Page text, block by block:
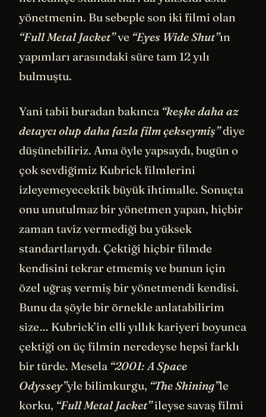
yönetmenin. Bu sebeple son iki filmi olan
“Full Metal Jacket”ve “Eyes Wide Shut”ın
yapımları arasındaki süre tam 12 yılı
bulmuştu.
Yani tabii buradan bakınca “keşke daha az
detaycı olup daha fazla film çekseymiş”diye
düşünebiliriz. Ama öyle yapsaydı, bugün o
çok sevdiğimiz Kubrick filmlerini
izleyemeyecektik büyük ihtimalle. Sonuçta
onu unutulmaz bir yönetmen yapan, hiçbir
zaman taviz vermediği bu yüksek
standartlarıydı. Çektiği hiçbir filmde
kendisini tekrar etmemiş ve bunun için
özel uğraş vermiş bir yönetmendi kendisi.
Bunu da şöyle bir örnekle anlatabilirim
size… Kubrick’in elli yıllık kariyeri boyunca
çektiği on üç filmin neredeyse hepsi farklı
bir türde. Mesela “2001: A Space
Odyssey”yle bilimkurgu, “The Shining”le
korku, “Full Metal Jacket”ileyse savaş filmi